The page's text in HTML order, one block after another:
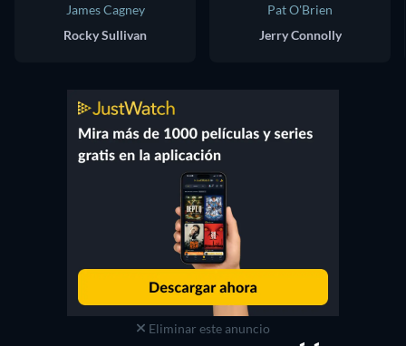
James Cagney
Rocky Sullivan
Pat O'Brien
Jerry Connolly
Eliminar este anuncio